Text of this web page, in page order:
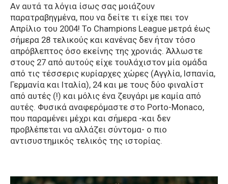
Αν αυτά τα λόγια ίσως σας μοιάζουν
παρατραβηγμένα, που να δείτε τι είχε πει τον
Απρίλιο του 2004! Το Champions League μετρά έως
σήμερα 28 τελικούς και κανένας δεν ήταν τόσο
απρόβλεπτος όσο εκείνης της χρονιάς. Άλλωστε
στους 27 από αυτούς είχε τουλάχιστον μία ομάδα
από τις τέσσερις κυρίαρχες χώρες (Αγγλία, Ισπανία,
Γερμανία και Ιταλία), 24 και με τους δύο φιναλίστ
από αυτές (!) και μόλις ένα ζευγάρι με καμία από
αυτές. Φυσικά αναφερόμαστε στο Porto-Monaco,
που παραμένει μέχρι και σήμερα -και δεν
προβλέπεται να αλλάζει σύντομα- ο πιο
αντισυστημικός τελικός της ιστορίας.